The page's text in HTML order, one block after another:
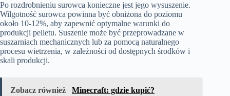
Po rozdrobnieniu surowca konieczne jest jego wysuszenie.
Wilgotność surowca powinna być obniżona do poziomu
około 10-12%, aby zapewnić optymalne warunki do
produkcji pelletu. Suszenie może być przeprowadzane w
suszarniach mechanicznych lub za pomocą naturalnego
procesu wietrzenia, w zależności od dostępnych środków i
skali produkcji.
Zobacz również Minecraft: gdzie kupić?